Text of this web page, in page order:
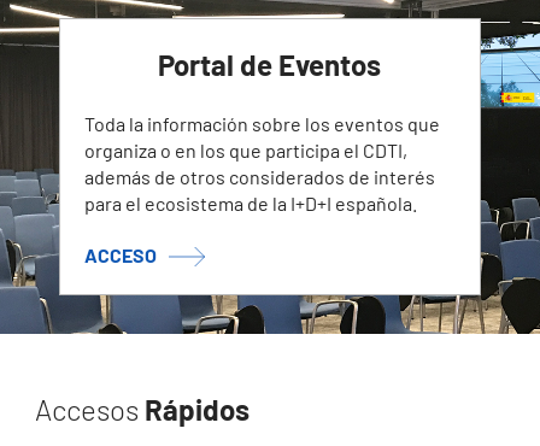
Portal de Eventos
Toda la información sobre los eventos que
organiza o en los que participa el CDTI,
además de otros considerados de interés
para el ecosistema de la I+D+I española.
ACCESO
Accesos Rápidos